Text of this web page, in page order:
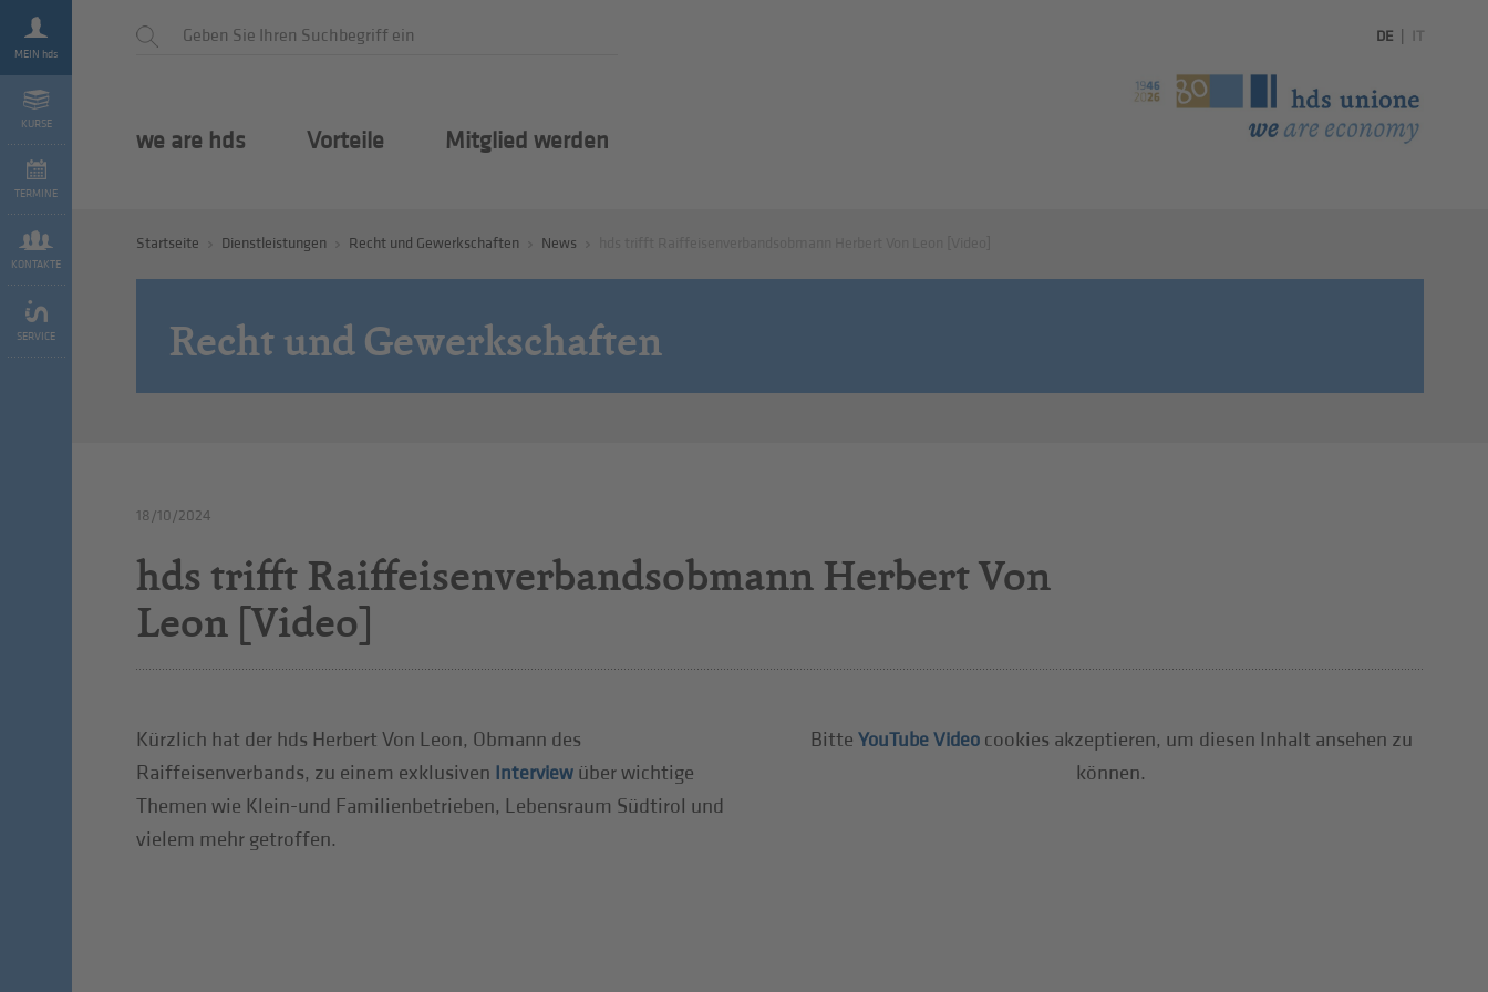
MEIN hds
KURSE
TERMINE
KONTAKTE
SERVICE
DE IT
we are hds Vorteile Mitglied werden
Startseite Dienstleistungen Recht und Gewerkschaften News
Recht und Gewerkschaften
18/10/2024
hds trifft Raiffeisenverbandsobmann Herbert Von
Leon [Video]
Bitte YouTube Videocookies akzeptieren, um diesen Inhalt ansehen zu
können.
Kürzlich hat der hds Herbert Von Leon, Obmann des
Raiffeisenverbands, zu einem exklusiven Interviewüber wichtige
Themen wie Klein-und Familienbetrieben, Lebensraum Südtirol und
vielem mehr getroffen.